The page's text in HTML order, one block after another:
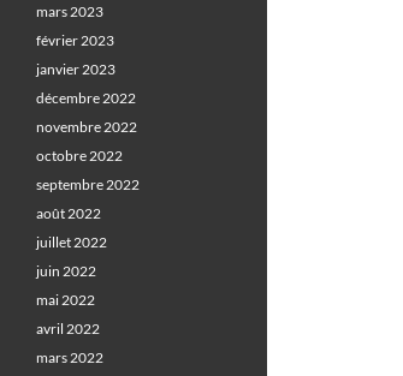
mars 2023
février 2023
janvier 2023
décembre 2022
novembre 2022
octobre 2022
septembre 2022
août 2022
juillet 2022
juin 2022
mai 2022
avril 2022
mars 2022